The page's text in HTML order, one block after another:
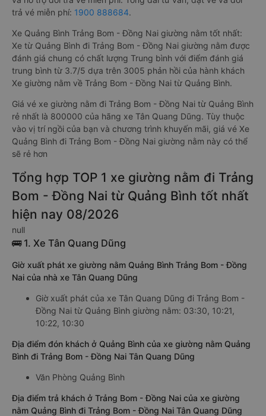
trả vé miễn phí: 1900 888684.
Xe Quảng Bình Trảng Bom - Đồng Nai giường nằm tốt nhất:
Xe từ Quảng Bình đi Trảng Bom - Đồng Nai giường nằm được
đánh giá chung có chất lượng Trung bình với điểm đánh giá
trung bình từ 3.7/5 dựa trên 3005 phản hồi của hành khách
Xe giường nằm về Trảng Bom - Đồng Nai từ Quảng Bình.
Giá vé xe giường nằm đi Trảng Bom - Đồng Nai từ Quảng Bình
rẻ nhất là 800000 của hãng xe Tân Quang Dũng. Tùy thuộc
vào vị trí ngồi của bạn và chương trình khuyến mãi, giá vé Xe
Quảng Bình đi Trảng Bom - Đồng Nai giường nằm này có thể
sẽ rẻ hơn
Tổng hợp TOP 1 xe giường nằm đi Trảng
Bom - Đồng Nai từ Quảng Bình tốt nhất
hiện nay 08/2026
null
🚌 1. Xe Tân Quang Dũng
Giờ xuất phát xe giường nằm Quảng Bình Trảng Bom - Đồng
Nai của nhà xe Tân Quang Dũng
Giờ xuất phát của xe Tân Quang Dũng đi Trảng Bom -
Đồng Nai từ Quảng Bình giường nằm: 03:30, 10:21,
10:22, 10:30
Địa điểm đón khách ở Quảng Bình của xe giường nằm Quảng
Bình đi Trảng Bom - Đồng Nai Tân Quang Dũng
Văn Phòng Quảng Bình
Địa điểm trả khách ở Trảng Bom - Đồng Nai của xe giường
nằm Quảng Bình đi Trảng Bom - Đồng Nai Tân Quang Dũng